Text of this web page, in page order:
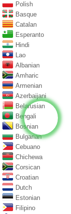
Polish
Basque
Catalan
Esperanto
Hindi
Lao
Albanian
Amharic
Armenian
Azerbaijani
Belarusian
Bengali
Bosnian
Bulgarian
Cebuano
Chichewa
Corsican
Croatian
Dutch
Estonian
Filipino